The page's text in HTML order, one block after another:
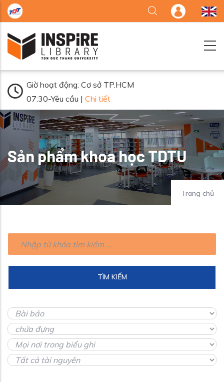
Nhảy đến nội dung
Giờ hoạt động: Cơ sở TP.HCM
07:30-Yêu cầu | Chi tiết
Sản phẩm khoa học TDTU
Trang chủ